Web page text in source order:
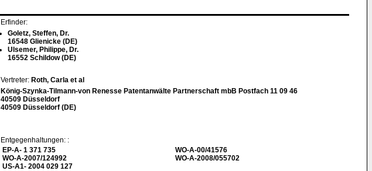
Erfinder:
Goletz, Steffen, Dr.
16548 Glienicke (DE)
Ulsemer, Philippe, Dr.
16552 Schildow (DE)
Vertreter: Roth, Carla et al
König-Szynka-Tilmann-von Renesse Patentanwälte Partnerschaft mbB Postfach 11 09 46
40509 Düsseldorf
40509 Düsseldorf (DE)
Entgegenhaltungen: :
EP-A- 1 371 735
WO-A-2007/124992
US-A1- 2004 029 127
WO-A-00/41576
WO-A-2008/055702